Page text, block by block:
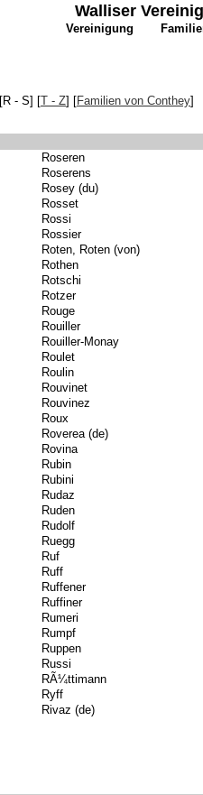
Walliser
Vereinigung
[R - S] [T - Z] [Familien von Conthey]
Roseren
Roserens
Rosey (du)
Rosset
Rossi
Rossier
Roten, Roten (von)
Rothen
Rotschi
Rotzer
Rouge
Rouiller
Rouiller-Monay
Roulet
Roulin
Rouvinet
Rouvinez
Roux
Roverea (de)
Rovina
Rubin
Rubini
Rudaz
Ruden
Rudolf
Ruegg
Ruf
Ruff
Ruffener
Ruffiner
Rumeri
Rumpf
Ruppen
Russi
RÃ¼ttimann
Ryff
Rivaz (de)